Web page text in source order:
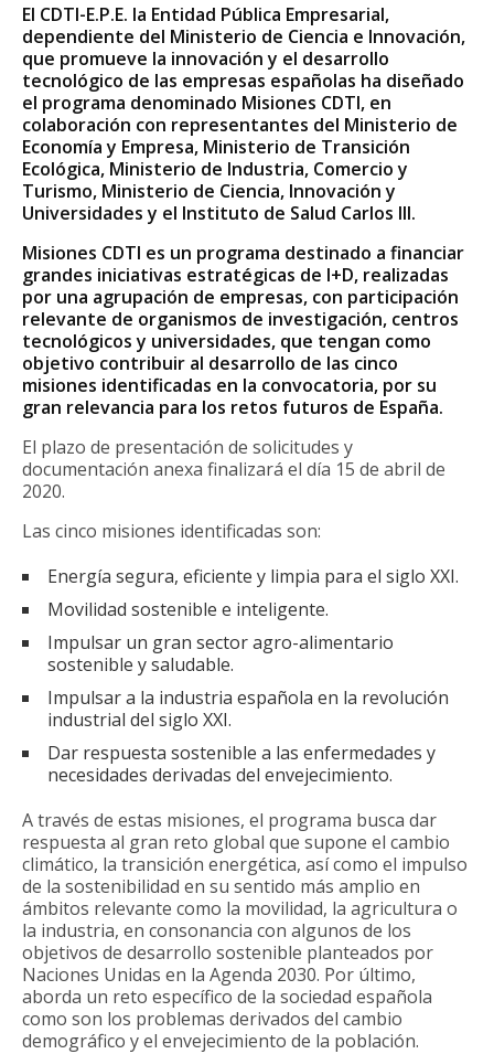
El CDTI-E.P.E. la Entidad Pública Empresarial,
dependiente del Ministerio de Ciencia e Innovación,
que promueve la innovación y el desarrollo
tecnológico de las empresas españolas ha diseñado
el programa denominado Misiones CDTI, en
colaboración con representantes del Ministerio de
Economía y Empresa, Ministerio de Transición
Ecológica, Ministerio de Industria, Comercio y
Turismo, Ministerio de Ciencia, Innovación y
Universidades y el Instituto de Salud Carlos III.
Misiones CDTI es un programa destinado a financiar
grandes iniciativas estratégicas de I+D, realizadas
por una agrupación de empresas, con participación
relevante de organismos de investigación, centros
tecnológicos y universidades, que tengan como
objetivo contribuir al desarrollo de las cinco
misiones identificadas en la convocatoria, por su
gran relevancia para los retos futuros de España.
El plazo de presentación de solicitudes y
documentación anexa finalizará el día 15 de abril de
2020.
Las cinco misiones identificadas son:
Energía segura, eficiente y limpia para el siglo XXI.
Movilidad sostenible e inteligente.
Impulsar un gran sector agro-alimentario
sostenible y saludable.
Impulsar a la industria española en la revolución
industrial del siglo XXI.
Dar respuesta sostenible a las enfermedades y
necesidades derivadas del envejecimiento.
A través de estas misiones, el programa busca dar
respuesta al gran reto global que supone el cambio
climático, la transición energética, así como el impulso
de la sostenibilidad en su sentido más amplio en
ámbitos relevante como la movilidad, la agricultura o
la industria, en consonancia con algunos de los
objetivos de desarrollo sostenible planteados por
Naciones Unidas en la Agenda 2030. Por último,
aborda un reto específico de la sociedad española
como son los problemas derivados del cambio
demográfico y el envejecimiento de la población.